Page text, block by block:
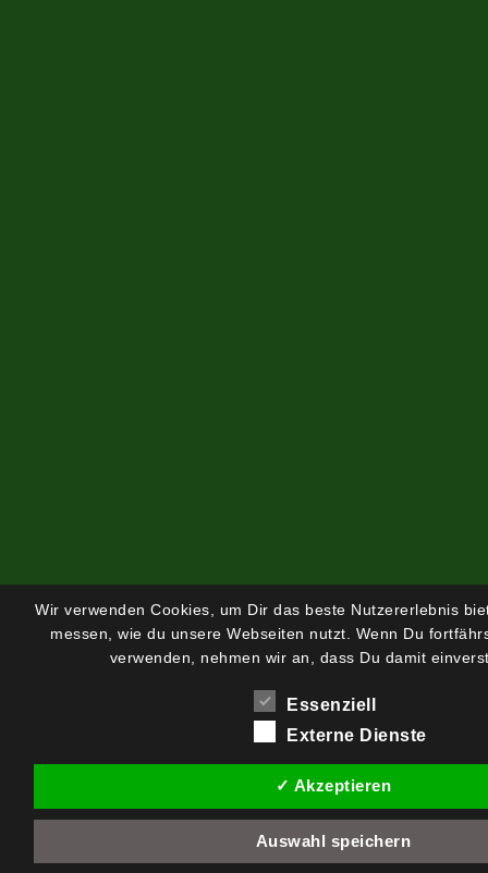
Wir verwenden Cookies, um Dir das beste Nutzererlebnis
messen, wie du unsere Webseiten nutzt. Wenn Du
verwenden, nehmen wir an, dass Du damit
Essenziell
Externe Dienste
✓ Akzeptieren
Auswahl speichern